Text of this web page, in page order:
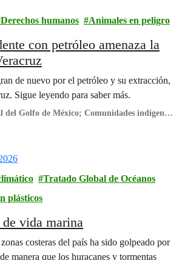
Derechos humanos Animales en peligro
con petróleo amenaza la
de nuevo por el petróleo y su extracción,
Sigue leyendo para saber más.
del Golfo de México; Comunidades indígenas
El Pescador (Pajapan), Comunidad El
AC.; Centro de Derechos Humanos de los
Bety Cariño; Proceso de Articulación de
RG - Asesoría Legal; Federación de
Pesqueras y Acuícolas El Faro FC de RL;
Regional Indígena en Defensa y
INANA AC; El Colegio de Biólogos
(GYBN México); Cooperativa "Las
Tratado Global de Océanos
plásticos
vida marina
costeras del país ha sido golpeado por
manera que los huracanes y tormentas